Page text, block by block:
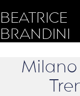
BEATRICE
BRANDINI
Milano